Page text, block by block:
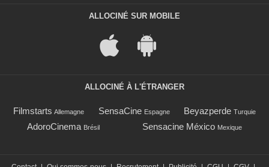
ALLOCINÉ SUR MOBILE
ALLOCINÉ À L'ÉTRANGER
Filmstarts Allemagne SensaCine Espagne Beyazperde Turquie
AdoroCinema Brésil Sensacine México Mexique